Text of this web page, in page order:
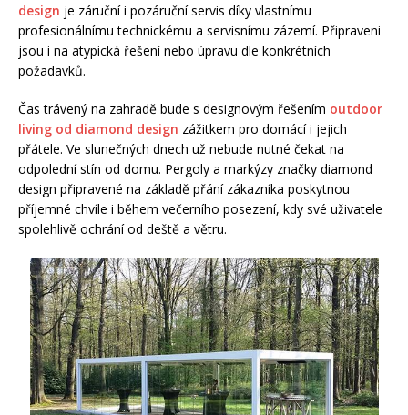
design je záruční i pozáruční servis díky vlastnímu
profesionálnímu technickému a servisnímu zázemí. Připraveni
jsou i na atypická řešení nebo úpravu dle konkrétních
požadavků.
Čas trávený na zahradě bude s designovým řešením outdoor
living od diamond design zážitkem pro domácí i jejich
přátele. Ve slunečných dnech už nebude nutné čekat na
odpolední stín od domu. Pergoly a markýzy značky diamond
design připravené na základě přání zákazníka poskytnou
příjemné chvíle i během večerního posezení, kdy své uživatele
spolehlivě ochrání od deště a větru.